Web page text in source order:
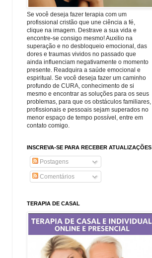
Se você deseja fazer terapia com um
profissional cristão que une ciência a fé,
clique na imagem. Destrave a sua vida e
encontre-se consigo mesmo! Auxilio na
superação e no desbloqueio emocional, das
dores e traumas vividos no passado que
ainda influenciam negativamente o momento
presente. Readquira a saúde emocional e
espiritual. Se você deseja fazer um caminho
profundo de CURA, conhecimento de si
mesmo e encontrar as soluções para os seus
problemas, para que os obstáculos familiares,
profissionais e pessoais sejam superados no
menor espaço de tempo possível, entre em
contato comigo.
INSCREVA-SE PARA RECEBER ATUALIZAÇÕES
Postagens
Comentários
TERAPIA DE CASAL